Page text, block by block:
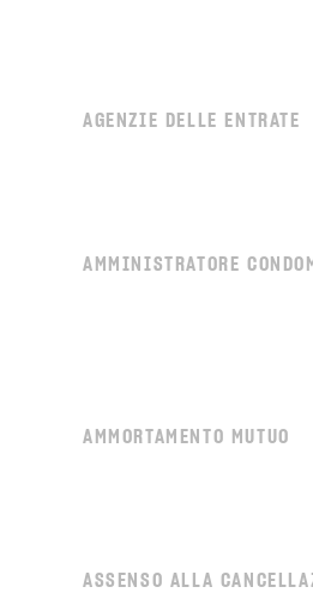
AGENZIE DELLE ENTRATE
AMMINISTRATORE
AMMORTAMENTO MUTUO
ASSENSO ALLA